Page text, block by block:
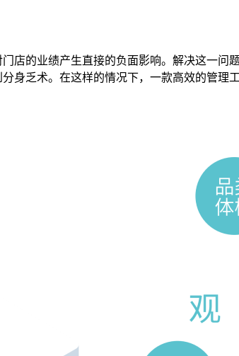
店的业绩产生直接的负面影响。解决这一
身乏术。在这样的情况下，一款高效的管理